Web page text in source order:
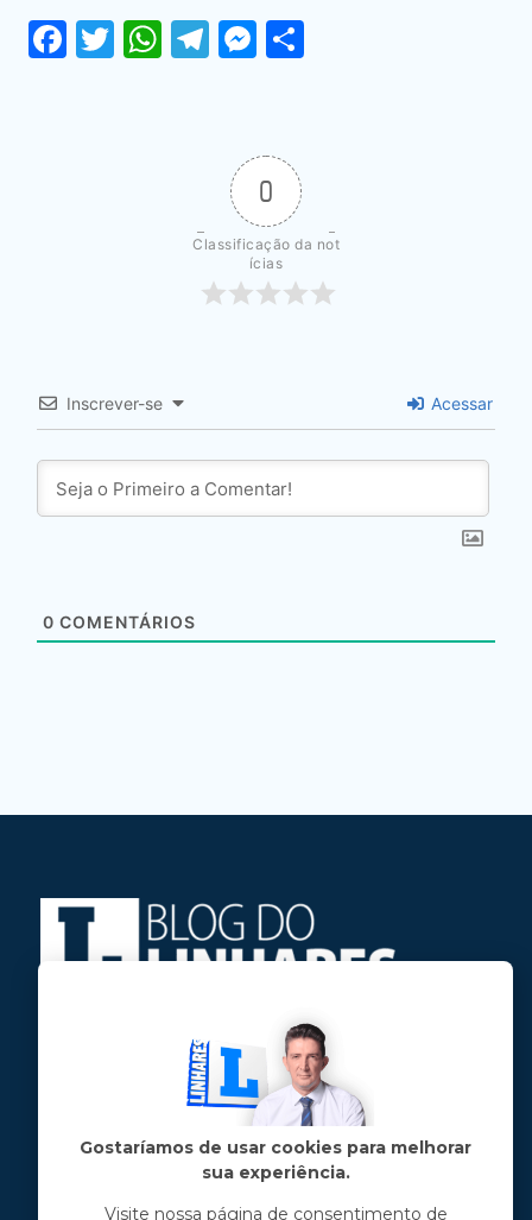
Facebook
Twitter
WhatsApp
Telegram
Messenger
0
Classificação da not
ícias
Inscrever-se Acessar
0 COMENTÁRIOS
Jose Linhares Jr é maranhense.
Formado em Jornalismo, estudou filosofia
e tem pós-graduações em ciência política
e marketing político.
Menu principal
Gostaríamos de usar cookies para melhorar
sua experiência.
Visite nossa página de consentimento de